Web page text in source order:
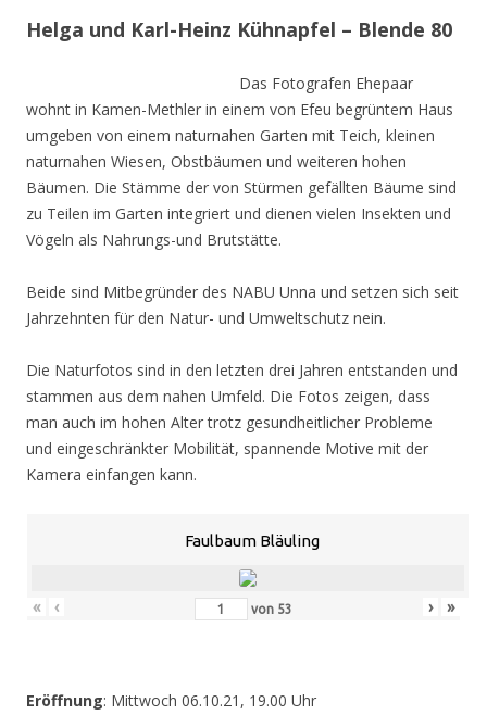
Helga und Karl-Heinz Kühnapfel – Blende 80
Das Fotografen Ehepaar
wohnt in Kamen-Methler in einem von Efeu begrüntem Haus
umgeben von einem naturnahen Garten mit Teich, kleinen
naturnahen Wiesen, Obstbäumen und weiteren hohen
Bäumen. Die Stämme der von Stürmen gefällten Bäume sind
zu Teilen im Garten integriert und dienen vielen Insekten und
Vögeln als Nahrungs-und Brutstätte.
Beide sind Mitbegründer des NABU Unna und setzen sich seit
Jahrzehnten für den Natur- und Umweltschutz nein.
Die Naturfotos sind in den letzten drei Jahren entstanden und
stammen aus dem nahen Umfeld. Die Fotos zeigen, dass
man auch im hohen Alter trotz gesundheitlicher Probleme
und eingeschränkter Mobilität, spannende Motive mit der
Kamera einfangen kann.
Faulbaum Bläuling
« ‹ von 53 › »
Eröffnung: Mittwoch 06.10.21, 19.00 Uhr